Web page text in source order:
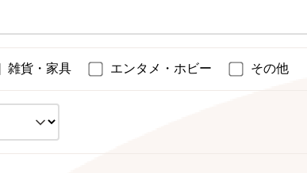
雑貨・家具 エンタメ・ホビー その他